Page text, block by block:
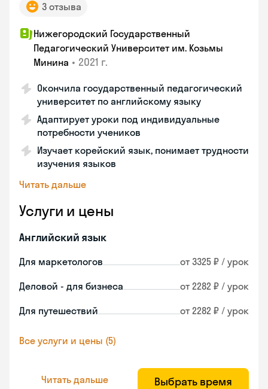
3 отзыва
Нижегородский Государственный
Педагогический Университет им. Козьмы
Минина • 2021 г.
Окончила государственный педагогический
университет по английскому языку
Адаптирует уроки под индивидуальные
потребности учеников
Изучает корейский язык, понимает трудности
изучения языков
Читать дальше
Услуги и цены
Английский язык
Для маркетологов от 3325 ₽ / урок
Деловой - для бизнеса от 2282 ₽ / урок
Для путешествий от 2282 ₽ / урок
Все услуги и цены (5)
Читать дальше Выбрать время